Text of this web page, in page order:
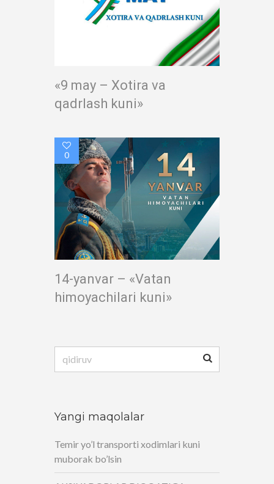
«9 may – Xotira va
qadrlash kuni»
0
14-yanvar – «Vatan
himoyachilari kuni»
Yangi maqolalar
Temir yo’l transporti xodimlari kuni
muborak bo’lsin